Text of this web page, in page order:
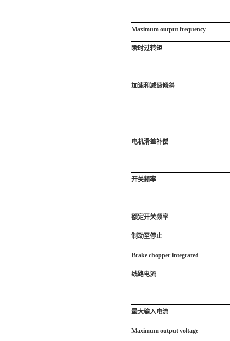
Maximum output frequency
瞬时过转矩
加速和减速倾斜
电机滑差补偿
开关频率
额定开关频率
制动至停止
Brake chopper integrated
线路电流
最大输入电流
Maximum output voltage